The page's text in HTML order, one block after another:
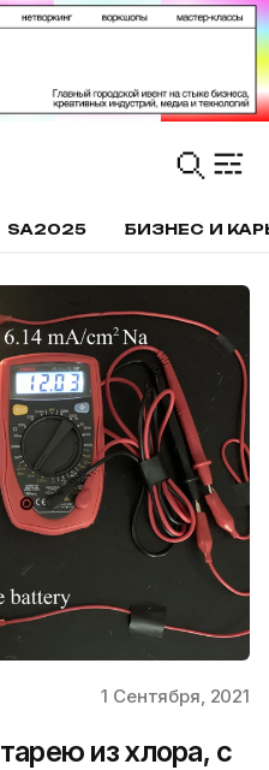
SA2025 БИЗНЕС И
1 Сентября, 2021
из хлора, с